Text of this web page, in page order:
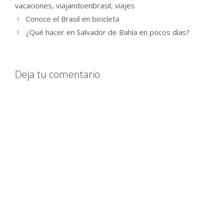
vacaciones, viajandoenbrasil, viajes
Conoce el Brasil en bicicleta
¿Qué hacer en Salvador de Bahía en pocos días?
Deja tu comentario